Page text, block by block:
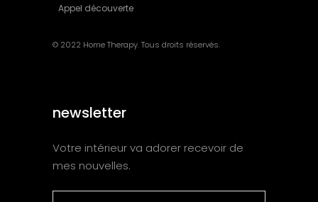
Appel découverte
© 2022 Home Therapy. Tous droits réservés.
newsletter
Votre intérieur va adorer recevoir de
mes nouvelles.